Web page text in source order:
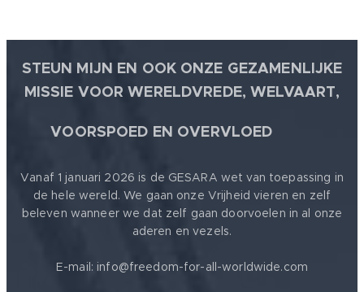
STEUN MIJN EN OOK ONZE GEZAMENLIJKE
MISSIE VOOR WERELDVREDE, WELVAART,
VOORSPOED EN OVERVLOED
Vanaf 1 januari 2026 is de GESARA wet van toepassing in
de hele wereld. We gaan onze Vrijheid vieren en zelf
beleven wanneer we dat zelf gaan doorvoelen in al onze
aderen en vezels.
E-mail: info@freedom-for-all-worldwide.com